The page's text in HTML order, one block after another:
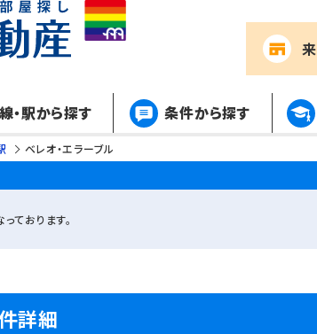
・駅から探す 条件から探す
ベレオ・エラーブル
ております。
詳細